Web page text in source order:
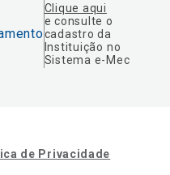
Clique aqui
e consulte o
cadastro da
Instituição no
Sistema e-Mec
de Privacidade